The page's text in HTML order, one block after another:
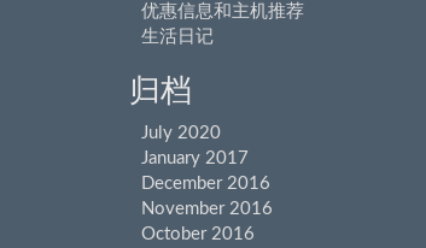
优惠信息和主机推荐
生活日记
归档
July 2020
January 2017
December 2016
November 2016
October 2016